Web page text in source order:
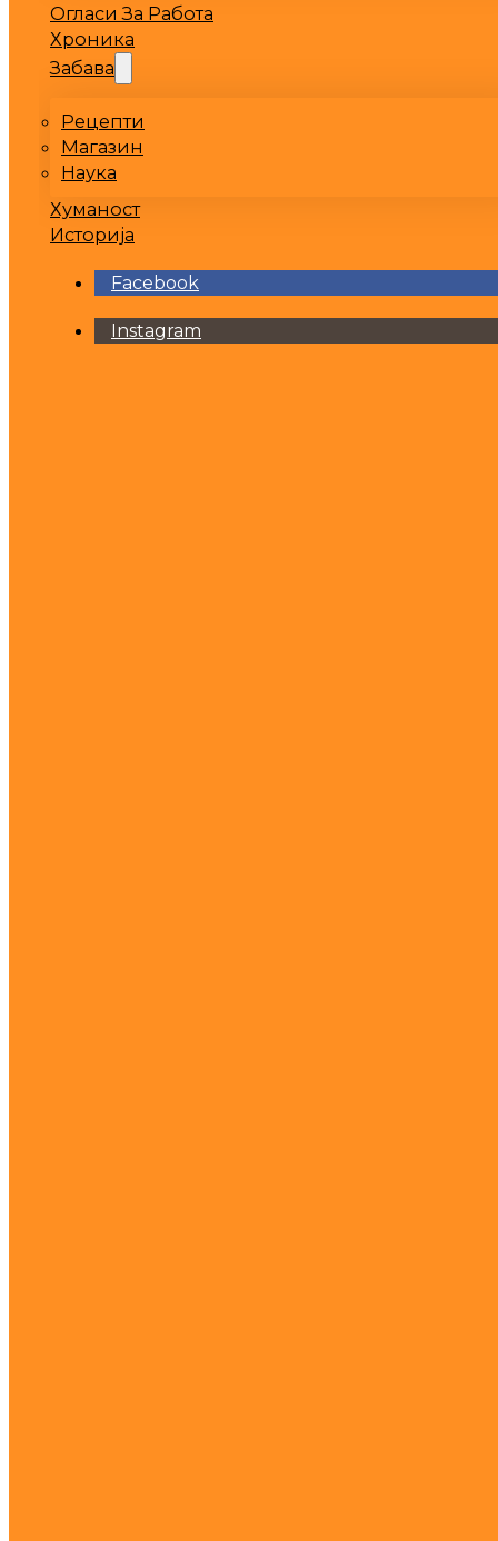
Огласи За Работа
Хроника
Забава
Рецепти
Магазин
Наука
Хуманост
Историја
Facebook
Instagram